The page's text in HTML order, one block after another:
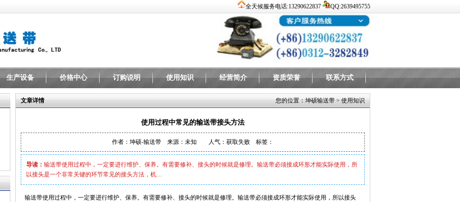
全天候服务电话:13290622837 QQ:2639495755
生产设备 价格中心 订购说明 使用知识 经营简介 资质荣誉 联系方式
您的位置： 坤硕输送带 > 使用知识
文章详情
使用过程中常见的输送带接头方法
作者：坤硕-输送带 来源：未知 人气： 获取失败 标签：
导读： 输送带使用过程中，一定要进行维护、保养。有需要修补、接头的时候就是修理。输送带必须接成环形才能实际使用，所
以接头是一个非常关键的环节常见的接头方法，机…
输送带使用过程中，一定要进行维护、保养。有需要修补、接头的时候就是修理。输送带必须接成环形才能实际使用，所以接头